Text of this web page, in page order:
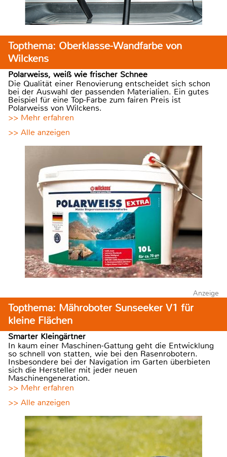
Topthema: Oberklasse-Wandfarbe von
Wilckens
Polarweiss, weiß wie frischer Schnee
Die Qualität einer Renovierung entscheidet sich schon
bei der Auswahl der passenden Materialien. Ein gutes
Beispiel für eine Top-Farbe zum fairen Preis ist
Polarweiss von Wilckens.
>> Mehr erfahren
>> Alle anzeigen
Anzeige
Topthema: Mähroboter Sunseeker V1 für
kleine Flächen
Smarter Kleingärtner
In kaum einer Maschinen-Gattung geht die Entwicklung
so schnell von statten, wie bei den Rasenrobotern.
Insbesondere bei der Navigation im Garten überbieten
sich die Hersteller mit jeder neuen
Maschinengeneration.
>> Mehr erfahren
>> Alle anzeigen